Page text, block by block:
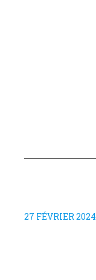
27 FÉVRIER 2024